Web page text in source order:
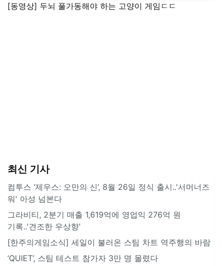
[동영상] 두뇌 풀가동해야 하는 고양이 게임ㄷㄷ
최신 기사
컴투스 ‘제우스: 오만의 신’, 8월 26일 정식 출시..'서머너즈
워' 아성 넘본다
그라비티, 2분기 매출 1,619억에 영업익 276억 원
기록..'견조한 우상향'
[한주의게임소식] 세일이 불러온 스팀 차트 역주행의 바람
‘QUIET’, 스팀 테스트 참가자 3만 명 몰렸다